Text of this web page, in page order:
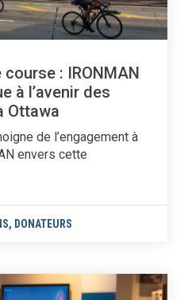
course : IRONMAN
à l’avenir des
Ottawa
de l’engagement à
envers cette
, DONATEURS